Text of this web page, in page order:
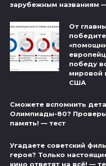
зарубежным названиям
От
победу
мировой
США
Сможете вспомнить
Олимпиады-80?
память! — тест
Угадаете советский
героя? Только
кино ответят на всё! —